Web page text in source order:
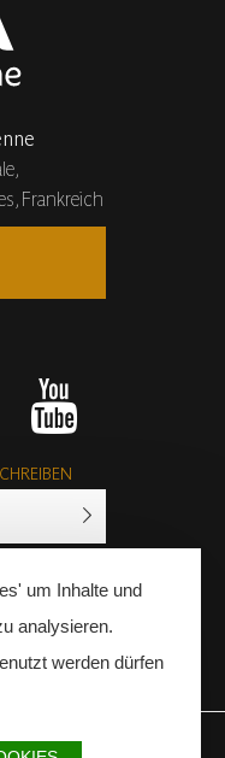
Frankreich
FACHLEUTE
um Inhalte und
analysieren.
werden dürfen